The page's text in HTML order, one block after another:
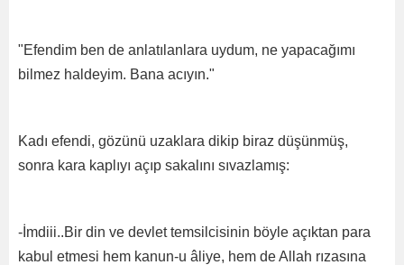
"Efendim ben de anlatılanlara uydum, ne yapacağımı
bilmez haldeyim. Bana acıyın."
Kadı efendi, gözünü uzaklara dikip biraz düşünmüş,
sonra kara kaplıyı açıp sakalını sıvazlamış:
-İmdiii..Bir din ve devlet temsilcisinin böyle açıktan para
kabul etmesi hem kanun-u âliye, hem de Allah rızasına